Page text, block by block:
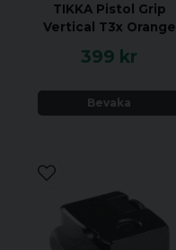
TIKKA Pistol Grip
Vertical T3x Orange
399 kr
Bevaka